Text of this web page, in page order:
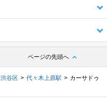
ページの先頭へ
渋谷区 代々木上原駅
カーサドゥ